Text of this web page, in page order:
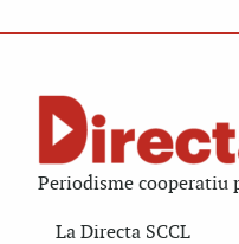
Periodisme cooperatiu
La Directa SCCL